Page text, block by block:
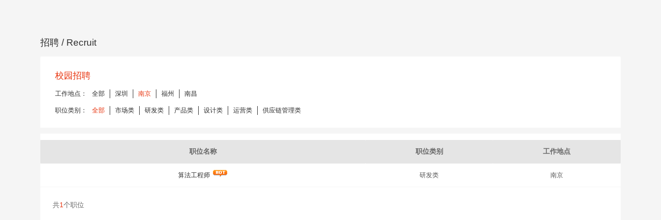
招聘 / Recruit
校园招聘
工作地点： 全部 深圳 南京 福州 南昌
职位类别： 全部 市场类 研发类 产品类 设计类 运营类 供应链管理类
职位名称 职位类别 工作地点
算法工程师 研发类 南京
共1个职位